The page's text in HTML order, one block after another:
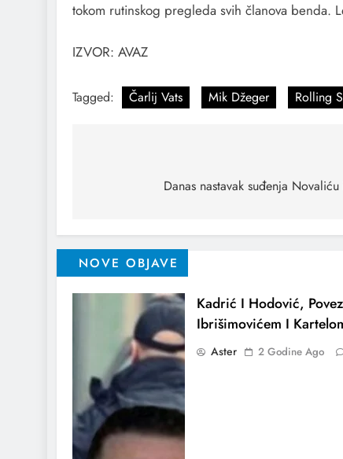
tokom rutinskog pregleda svih članova
IZVOR: AVAZ
Tagged: Čarlij Vats Mik Džeger Rolling
Danas nastavak suđenja
NOVE OBJAVE
Kadrić I Hodović,
Ibrišimovićem I
Aster 2 Godine Ago